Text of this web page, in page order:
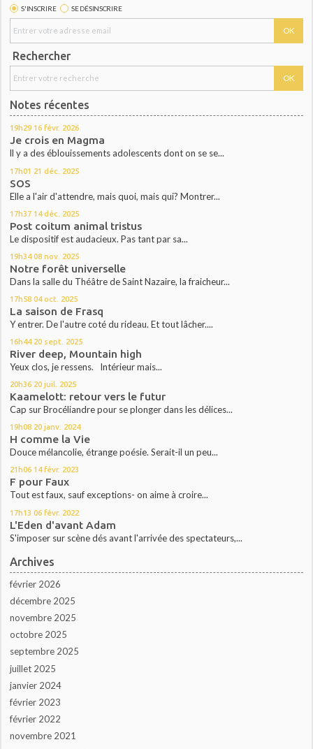
S'INSCRIRE SE DÉSINSCRIRE
Rechercher
Notes récentes
19h29 16 févr. 2026
Je crois en Magma
ll y a des éblouissements adolescents dont on se se...
17h01 21 déc. 2025
SOS
Elle a l'air d'attendre, mais quoi, mais qui? Montrer...
17h37 14 déc. 2025
Post coitum animal tristus
Le dispositif est audacieux. Pas tant par sa...
19h34 08 nov. 2025
Notre forêt universelle
Dans la salle du Théâtre de Saint Nazaire, la fraicheur...
17h58 04 oct. 2025
La saison de Frasq
Y entrer. De l'autre coté du rideau. Et tout lâcher....
16h44 20 sept. 2025
River deep, Mountain high
Yeux clos, je ressens. Intérieur mais...
20h36 20 juil. 2025
Kaamelott: retour vers le futur
Cap sur Brocéliandre pour se plonger dans les délices...
19h08 20 janv. 2024
H comme la Vie
Douce mélancolie, étrange poésie. Serait-il un peu...
21h06 14 févr. 2023
F pour Faux
Tout est faux, sauf exceptions- on aime à croire...
17h13 06 févr. 2022
L'Eden d'avant Adam
S'imposer sur scène dés avant l'arrivée des spectateurs,...
Archives
février 2026
décembre 2025
novembre 2025
octobre 2025
septembre 2025
juillet 2025
janvier 2024
février 2023
février 2022
novembre 2021